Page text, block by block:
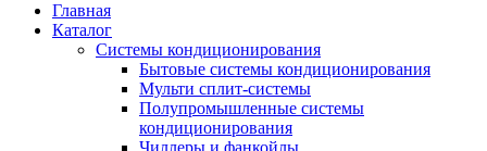
Главная
Каталог
Системы кондиционирования
Бытовые системы кондиционирования
Мульти сплит-системы
Полупромышленные системы
кондиционирования